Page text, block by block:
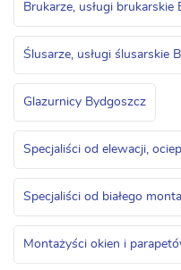
Brukarze, usługi brukarskie
Ślusarze, usługi ślusarskie
Glazurnicy Bydgoszcz
Specjaliści od elewacji,
Specjaliści od białego
Montażyści okien i